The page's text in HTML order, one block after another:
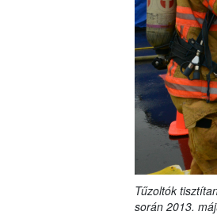
Tűzoltók
során 2013.